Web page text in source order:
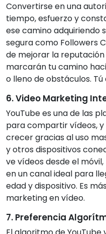
Convertirse en una
tiempo, esfuerzo y
ese camino adquiriendo
segura como Followers
de mejorar la reputación
marcarán tu camino
o lleno de obstáculos. Tú
6. Video Marketing
YouTube es una de las
para compartir vídeos, y
crecer gracias al uso
y otros dispositivos
ve vídeos desde el
en un canal ideal para
edad y dispositivo. Es
marketing en vídeo.
7. Preferencia